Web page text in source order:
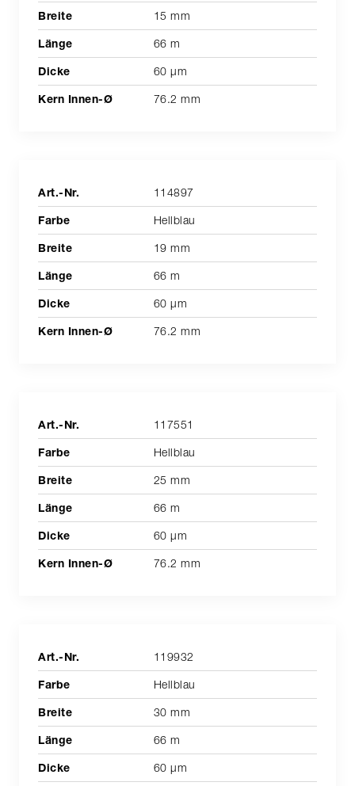
15 mm
66 m
60 µm
76.2 mm
114897
Hellblau
19 mm
66 m
60 µm
76.2 mm
117551
Hellblau
25 mm
66 m
60 µm
76.2 mm
119932
Hellblau
30 mm
66 m
60 µm